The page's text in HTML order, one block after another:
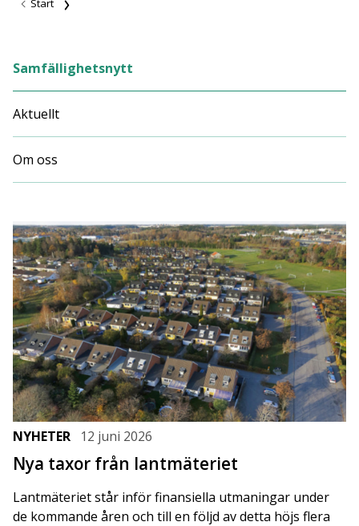
Start
Samfällighetsnytt
Aktuellt
Om oss
NYHETER 12 juni 2026
Nya taxor från lantmäteriet
Lantmäteriet står inför finansiella utmaningar under
de kommande åren och till en följd av detta höjs flera